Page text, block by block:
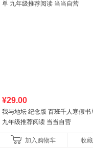
¥29.00
我与地坛 纪念版 百班千人寒假书
九年级推荐阅读 当当自营
加入购物车 收藏